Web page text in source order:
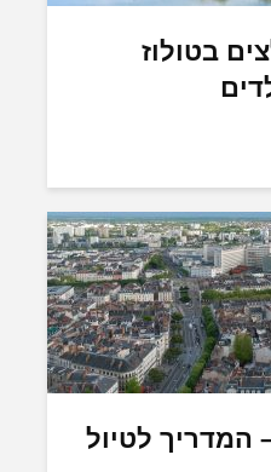
בטולוז
המדריך לטיול